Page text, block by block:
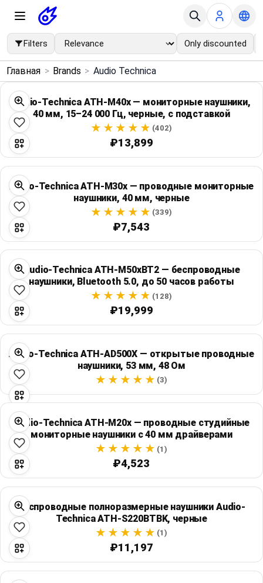
Filters Only discounted
Menu ×
Home
Search
Price Drops
Categories
Brands
Global Price Tracker
Blog
Compare
Plans & Pricing
Главная > Brands > Audio Technica
Audio-Technica ATH-M40x — мониторные наушники,
40 мм, 15–24 000 Гц, черные, с подставкой
(402)
₽13,899
Audio-Technica ATH-M30x — проводные мониторные
наушники, 40 мм, черные
(339)
₽7,543
Audio-Technica ATH-M50xBT2 — беспроводные
наушники, Bluetooth 5.0, до 50 часов работы
(128)
₽19,999
Audio-Technica ATH-AD500X — открытые проводные
наушники, 53 мм, 48 Ом
(3)
Audio-Technica ATH-M20x — проводные студийные
мониторные наушники с 40 мм драйверами
(1)
₽4,523
Беспроводные полноразмерные наушники Audio-
Technica ATH-S220BTBK, черные
(1)
₽11,197